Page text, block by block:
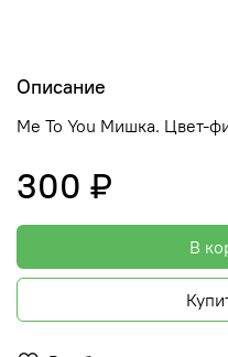
Описание
Me To You Мишка. Цвет-
300 ₽
В